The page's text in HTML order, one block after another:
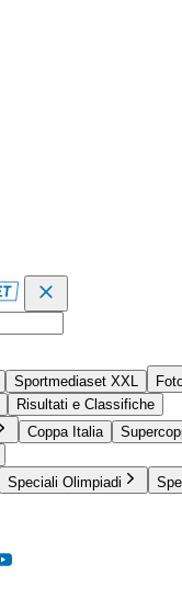
Sportmediaset XXL
Risultati e Classifiche
Coppa Italia
Speciali Olimpiadi